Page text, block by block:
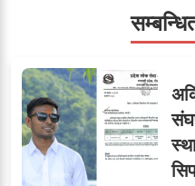
६सहसचिवमा प्रथम
विजयकुमार शर्माको
टिप्स